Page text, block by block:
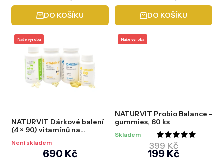
hodnocení
produktu
z
5
hvězdiček.
DO KOŠÍKU DO KOŠÍKU
Naše výroba
NATURVIT Dárkové balení
(4 × 90) vitamínů na
(C+Omega+D3+Colostrum)
Není skladem
690 Kč
Naše výroba
NATURVIT Probio Balance -
gummies, 60 ks
Průměrné
hodnocení
Skladem
199 Kč
399 Kč